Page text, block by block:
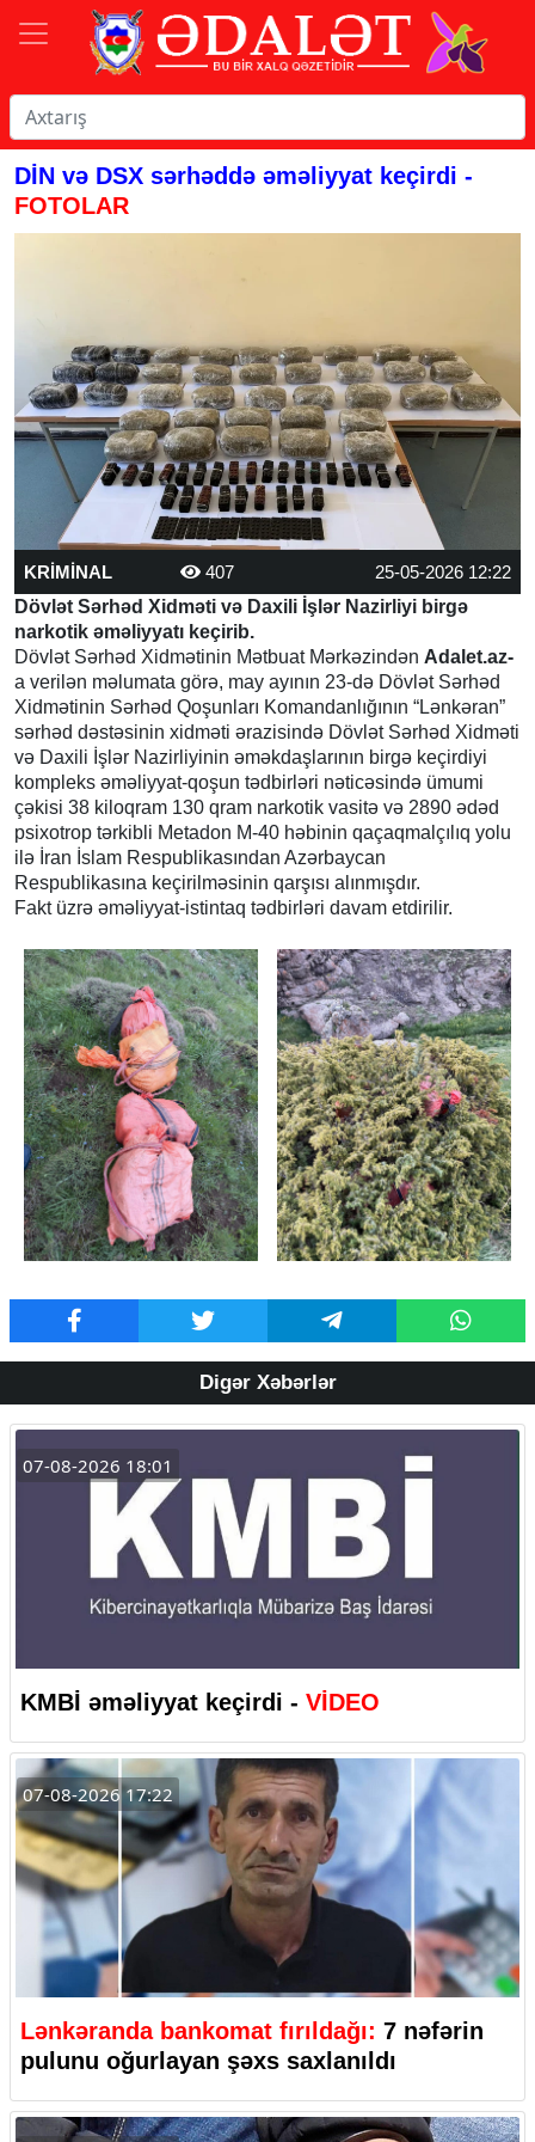
DİN və DSX sərhəddə əməliyyat keçirdi -
FOTOLAR
KRİMİNAL 407
25-05-2026 12:22
Dövlət Sərhəd Xidməti və Daxili İşlər Nazirliyi birgə
narkotik əməliyyatı keçirib.
Dövlət Sərhəd Xidmətinin Mətbuat Mərkəzindən Adalet.az-
a verilən məlumata görə, may ayının 23-də Dövlət Sərhəd
Xidmətinin Sərhəd Qoşunları Komandanlığının “Lənkəran”
sərhəd dəstəsinin xidməti ərazisində Dövlət Sərhəd Xidməti
və Daxili İşlər Nazirliyinin əməkdaşlarının birgə keçirdiyi
kompleks əməliyyat-qoşun tədbirləri nəticəsində ümumi
çəkisi 38 kiloqram 130 qram narkotik vasitə və 2890 ədəd
psixotrop tərkibli Metadon M-40 həbinin qaçaqmalçılıq yolu
ilə İran İslam Respublikasından Azərbaycan
Respublikasına keçirilməsinin qarşısı alınmışdır.
Fakt üzrə əməliyyat-istintaq tədbirləri davam etdirilir.
Digər Xəbərlər
07-08-2026 18:01
KMBİ əməliyyat keçirdi - VİDEO
07-08-2026 17:22
Lənkəranda bankomat fırıldağı: 7 nəfərin
pulunu oğurlayan şəxs saxlanıldı